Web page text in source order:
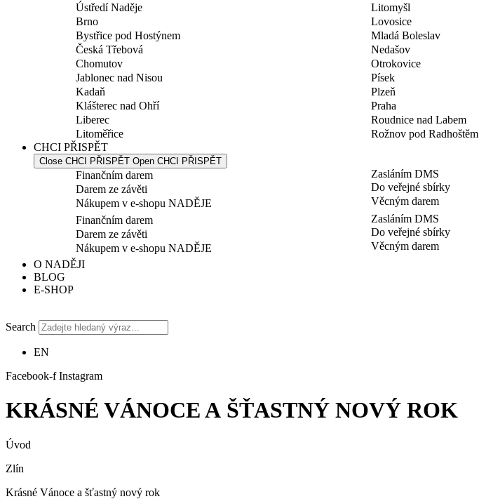
Ústředí Naděje
Brno
Bystřice pod Hostýnem
Česká Třebová
Chomutov
Jablonec nad Nisou
Kadaň
Klášterec nad Ohří
Liberec
Litoměřice
Litomyšl
Lovosice
Mladá Boleslav
Nedašov
Otrokovice
Písek
Plzeň
Praha
Roudnice nad Labem
Rožnov pod Radhoštěm
CHCI PŘISPĚT
Close CHCI PŘISPĚT Open CHCI PŘISPĚT
Finančním darem
Darem ze závěti
Nákupem v e-shopu NADĚJE
Zasláním DMS
Do veřejné sbírky
Věcným darem
Finančním darem
Darem ze závěti
Nákupem v e-shopu NADĚJE
Zasláním DMS
Do veřejné sbírky
Věcným darem
O NADĚJI
BLOG
E-SHOP
Search
EN
Facebook-f Instagram
KRÁSNÉ VÁNOCE A ŠŤASTNÝ NOVÝ ROK
Úvod
Zlín
Krásné Vánoce a šťastný nový rok